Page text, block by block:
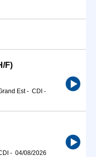
F)
Est- CDI -
- 04/08/2026